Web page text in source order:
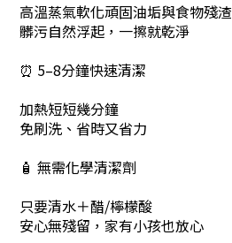
高溫蒸氣軟化頑固油垢與食物殘渣
髒污自然浮起，一擦就乾淨
⏰ 5–8分鐘快速清潔
加熱短短幾分鐘
免刷洗、省時又省力
🧴 無需化學清潔劑
只要清水＋醋/檸檬酸
安心無殘留，家有小孩也放心